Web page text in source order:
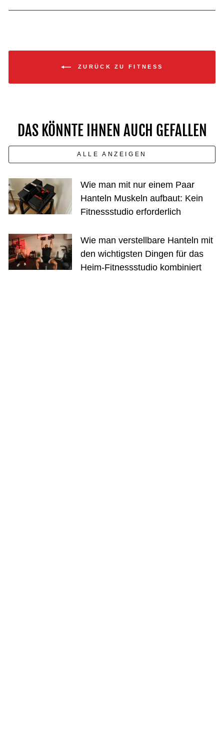
ZURÜCK ZU FITNESS
DAS KÖNNTE IHNEN AUCH GEFALLEN
ALLE ANZEIGEN
Wie man mit nur einem Paar
Hanteln Muskeln aufbaut: Kein
Fitnessstudio erforderlich
Wie man verstellbare Hanteln mit
den wichtigsten Dingen für das
Heim-Fitnessstudio kombiniert